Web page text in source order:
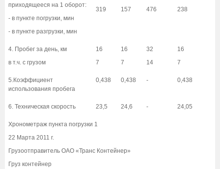
приходящееся на 1 оборот:
- в пункте погрузки, мин
- в пункте разгрузки, мин
319
157
476
238
4. Пробег за день, км
в т.ч. с грузом
16
7
16
7
32
14
16
7
5.Коэффициент
использования пробега
0,438 0,438 - 0,438
6. Техническая скорость 23,5 24,6 - 24,05
Хронометраж пункта погрузки 1
22 Марта 2011 г.
Грузоотправитель ОАО «Транс Контейнер»
Груз контейнер